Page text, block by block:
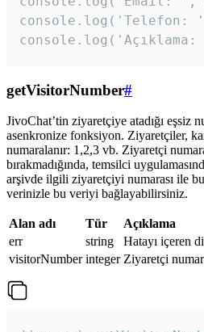
console.log('Telefon:
getVisitorNumber#
JivoChat’tin ziyaretçiye atadığı eşsiz
asenkronize fonksiyon. Ziyaretçiler,
numaralanır: 1,2,3 vb. Ziyaretçi
bırakmadığında, temsilci
arşivde ilgili ziyaretçiyi numarası ile
verinizle bu veriyi bağlayabilirsiniz.
Alan adı Tür
Açıklama
err
string
Hatayı içeren
visitorNumber integer Ziyaretçi